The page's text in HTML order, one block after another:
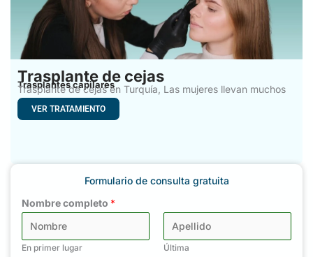
Trasplante de cejas
Trasplantes capilares
Trasplante de cejas en Turquía, Las mujeres llevan muchos
años
VER TRATAMIENTO
Formulario de consulta gratuita
Nombre completo *
En primer lugar Última